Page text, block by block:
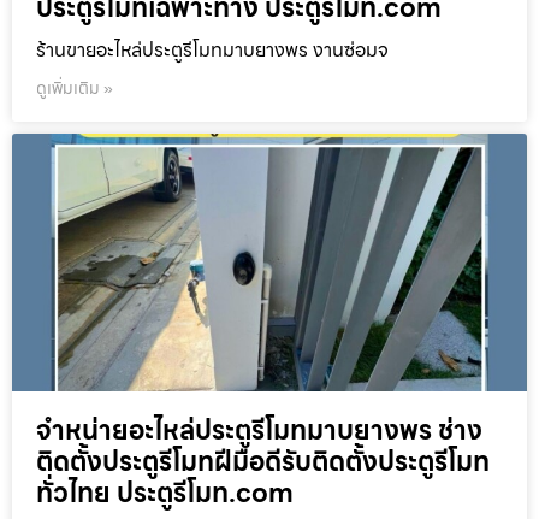
ร้านขายอะไหล่ประตูรีโมทมาบยางพร งานซ่อมจ
ดูเพิ่มเติม »
จำหน่ายอะไหล่ประตูรีโมทมาบยางพร ช่าง
ติดตั้งประตูรีโมทฝีมือดีรับติดตั้งประตูรีโมท
ทั่วไทย ประตูรีโมท.com